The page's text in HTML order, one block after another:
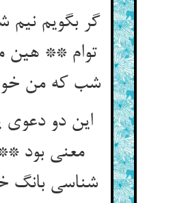
گر بگویم
توام ** هین
شب که من
این دو دعوی
معنی بود
شناسی بانگ